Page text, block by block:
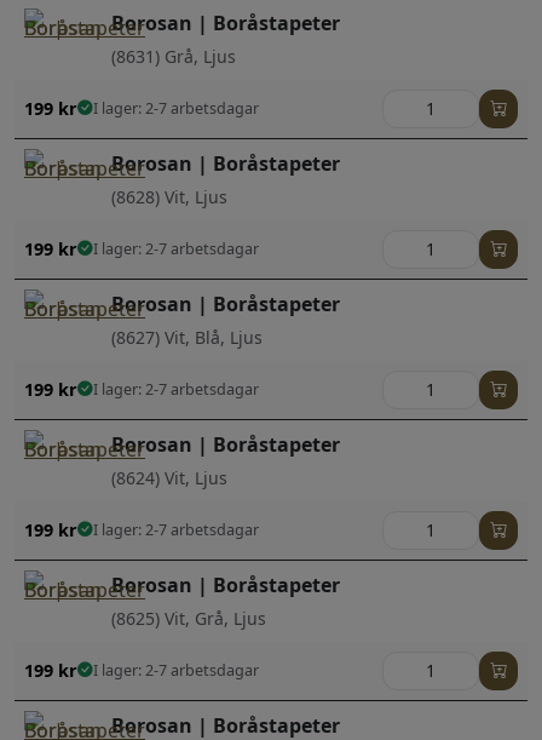
Borosan | Boråstapeter
(8631) Grå, Ljus
199 kr I lager: 2-7 arbetsdagar
Borosan | Boråstapeter
(8628) Vit, Ljus
199 kr I lager: 2-7 arbetsdagar
Borosan | Boråstapeter
(8627) Vit, Blå, Ljus
199 kr I lager: 2-7 arbetsdagar
Borosan | Boråstapeter
(8624) Vit, Ljus
199 kr I lager: 2-7 arbetsdagar
Borosan | Boråstapeter
(8625) Vit, Grå, Ljus
199 kr I lager: 2-7 arbetsdagar
Borosan | Boråstapeter